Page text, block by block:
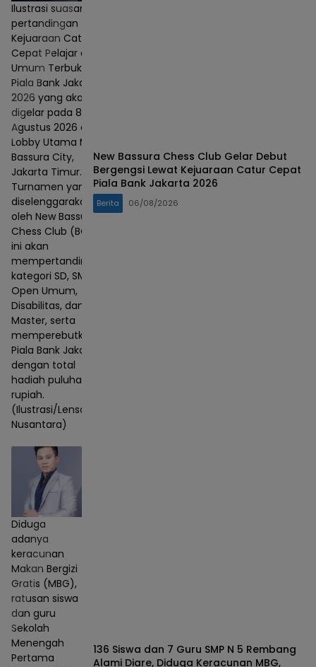
Ilustrasi suasana
pertandingan
Kejuaraan Catur
Cepat Pelajar dan
Umum Terbuka
Piala Bank Jakarta
2026 yang akan
digelar pada 8–9
Agustus 2026 di
Lobby Utama Mall
Bassura City,
Jakarta Timur.
Turnamen yang
diselenggarakan
oleh New Bassura
Chess Club (BCC)
ini akan
mempertandingkan
kategori SD, SMP,
Open Umum,
Disabilitas, dan
Master, serta
memperebutkan
Piala Bank Jakarta
dengan total
hadiah puluhan juta
rupiah.
(Ilustrasi/Lensa
Nusantara)
New Bassura Chess Club Gelar Debut
Bergengsi Lewat Kejuaraan Catur Cepat
Piala Bank Jakarta 2026
Berita 06/08/2026
Diduga
adanya
keracunan
Makan Bergizi
Gratis (MBG),
ratusan siswa
dan guru
Sekolah
Menengah
Pertama
136 Siswa dan 7 Guru SMP N 5 Rembang
Alami Diare, Diduga Keracunan MBG,